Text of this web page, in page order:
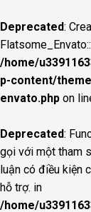
Deprecated:
/home/
p-content/
envato.php on
Deprecated:
gọi với một tham
luận có điều kiện
hỗ trợ. in
/home/